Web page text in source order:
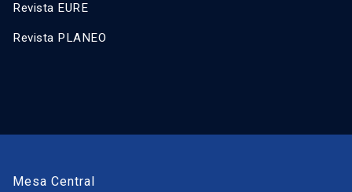
Revista EURE
Revista PLANEO
Mesa Central